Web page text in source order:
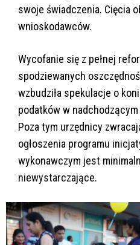
swoje świadczenia. Cięcia
wnioskodawców.
Wycofanie się z pełnej
spodziewanych
wzbudziła spekulacje o
podatków w
Poza tym urzędnicy
ogłoszenia programu
wykonawczym jest
niewystarczające.